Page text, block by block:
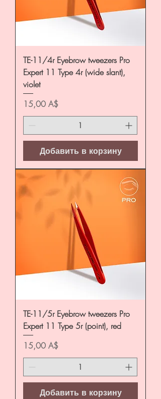
TE-11/4r Eyebrow tweezers Pro
Expert 11 Type 4r (wide slant),
violet
Цена
15,00 A$
Добавить в корзину
TE-11/5r Eyebrow tweezers Pro
Expert 11 Type 5r (point), red
Цена
15,00 A$
Добавить в корзину